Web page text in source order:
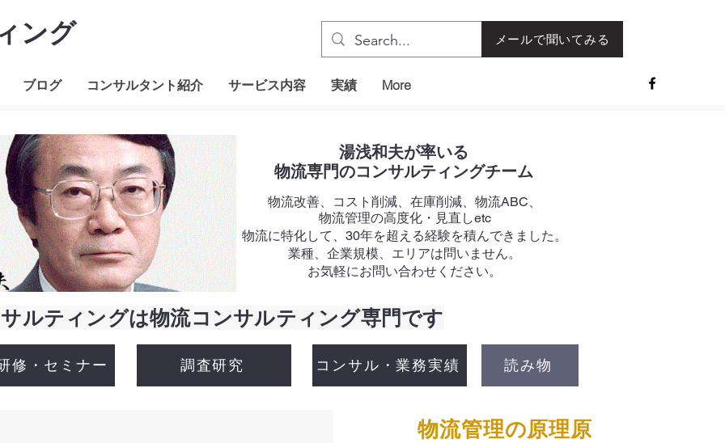
ング メールで聞いてみる
ブログ コンサルタント紹介 サービス内容 実績 More
湯浅和夫が率いる
物流専門のコンサルティングチーム
物流改善、コスト削減、在庫削減、物流ABC、
物流管理の高度化・見直しetc
物流に特化して、30年を超える経験を積んできました。​
業種、企業規模、エリアは問いません。
お気軽にお問い合わせください。
ルティングは物流コンサルティング専門です
修・セミナー 調査研究 コンサル・業務実績 読み物
物流管理の原理原